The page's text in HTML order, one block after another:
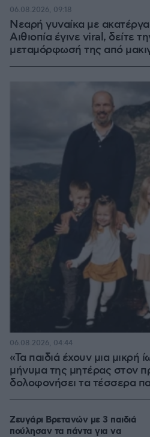
Νεαρή γυναίκα με
Αιθιοπία έγινε viral, δείτε
μεταμόρφωσή της από
06.08.2026, 09:18
«Τα παιδιά έχουν μια μικρή
μήνυμα της μητέρας στον
δολοφονήσει τα τέσσερα
06.08.2026, 04:44
Ζευγάρι Βρετανών με 3 παιδιά
πούλησαν τα πάντα για να